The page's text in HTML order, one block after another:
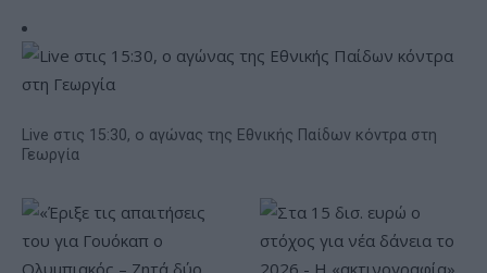
Live στις 15:30, ο αγώνας της Εθνικής Παίδων κόντρα στη
Γεωργία